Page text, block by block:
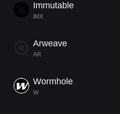
Immutable
IMX
Arweave
AR
Wormhole
W